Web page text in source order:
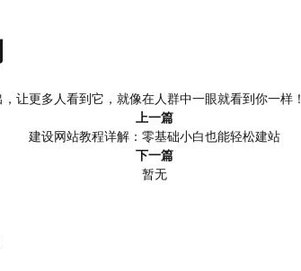
让更多人看到它，就像在人群中一眼就看到你一样！
上一篇
建设网站教程详解：零基础小白也能轻松建站
下一篇
暂无